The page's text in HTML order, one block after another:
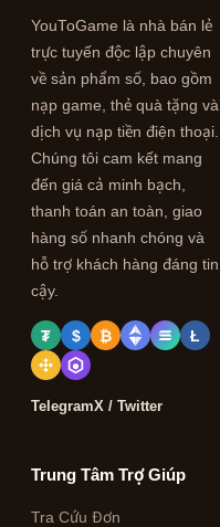
YouToGame là nhà bán lẻ
trực tuyến độc lập chuyên
về sản phẩm số, bao gồm
nạp game, thẻ quà tặng và
dịch vụ nạp tiền điện thoại.
Chúng tôi cam kết mang
đến giá cả minh bạch,
thanh toán an toàn, giao
hàng số nhanh chóng và
hỗ trợ khách hàng đáng tin
cậy.
₮ $ ₿ Ł
TelegramX / Twitter
Trung Tâm Trợ Giúp
Tra Cứu Đơn